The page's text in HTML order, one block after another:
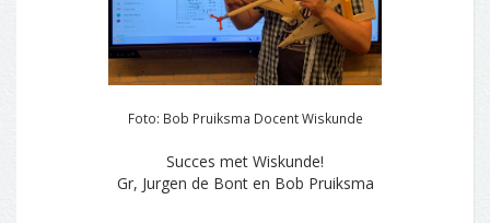
Foto: Bob Pruiksma Docent Wiskunde
Succes met Wiskunde!
Gr, Jurgen de Bont en Bob Pruiksma